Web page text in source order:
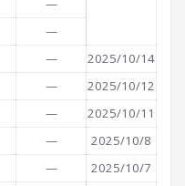
—
—
—
2025/10/14
—
2025/10/12
—
2025/10/11
—
2025/10/8
—
2025/10/7